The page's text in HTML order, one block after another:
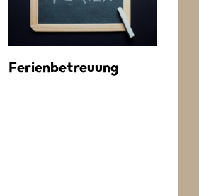
Ferienbetreuung